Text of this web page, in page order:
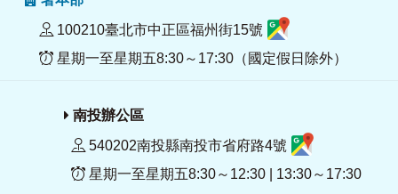
100210臺北市中正區福州街15號
星期一至星期五8:30～17:30（國定假日除外）
南投辦公區
540202南投縣南投市省府路4號
星期一至星期五8:30～12:30 | 13:30～17:30